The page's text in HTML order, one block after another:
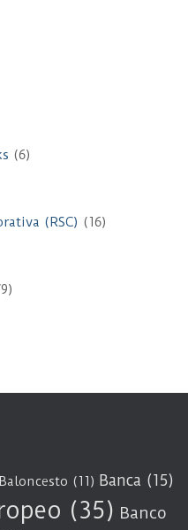
(6)
(RSC) (16)
Baloncesto (11) Banca (15)
(35) Banco